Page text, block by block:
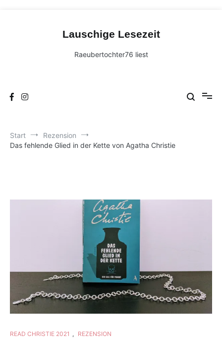
Lauschige Lesezeit
Raeubertochter76 liest
Start
Rezension
Das fehlende Glied in der Kette von Agatha Christie
READ CHRISTIE 2021 , REZENSION